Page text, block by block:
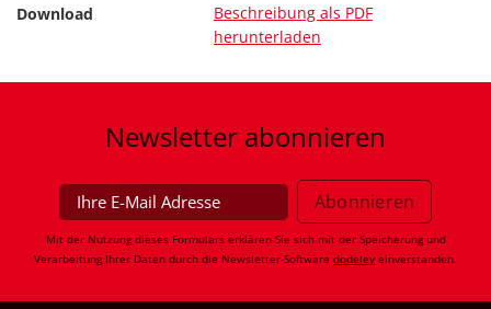
Download
Beschreibung als PDF
herunterladen
Newsletter abonnieren
Mit der Nutzung dieses Formulars erklären Sie sich mit der Speicherung und
Verarbeitung Ihrer Daten durch die Newsletter-Software dodeley einverstanden.